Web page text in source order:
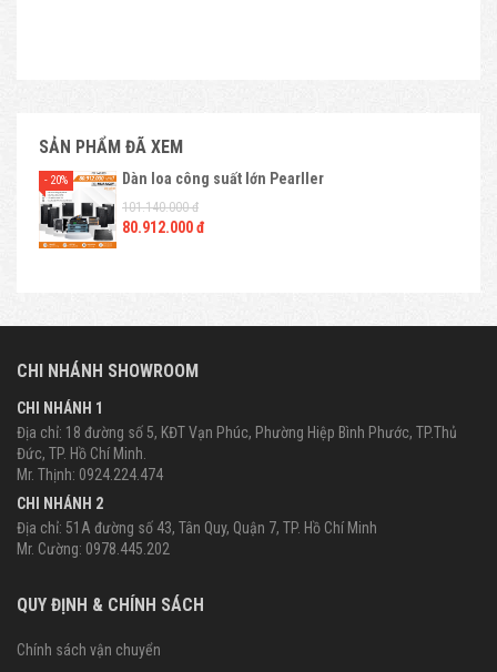
SẢN PHẨM ĐÃ XEM
Dàn loa công suất lớn Pearller
101.140.000 đ
80.912.000 đ
- 20%
CHI NHÁNH SHOWROOM
CHI NHÁNH 1
Địa chỉ: 18 đường số 5, KĐT Vạn Phúc, Phường Hiệp Bình Phước, TP.Thủ
Đức, TP. Hồ Chí Minh.
Mr. Thịnh: 0924.224.474
CHI NHÁNH 2
Địa chỉ: 51A đường số 43, Tân Quy, Quận 7, TP. Hồ Chí Minh
Mr. Cường: 0978.445.202
QUY ĐỊNH & CHÍNH SÁCH
Chính sách vận chuyển